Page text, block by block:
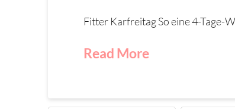
Fitter Karfreitag So eine 4-Tage-
Read More